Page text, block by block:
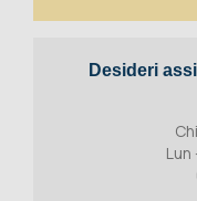
Desideri
Lun